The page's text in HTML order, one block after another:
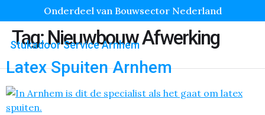
Onderdeel van Bouwsector Nederland
Stukadoor Service Arnhem
Tag:Nieuwbouw Afwerking
Latex Spuiten Arnhem